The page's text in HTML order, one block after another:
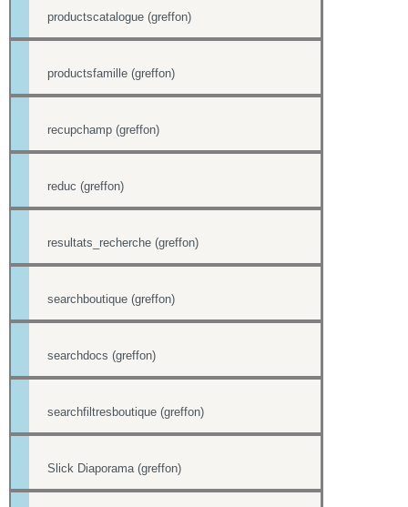
productscatalogue (greffon)
productsfamille (greffon)
recupchamp (greffon)
reduc (greffon)
resultats_recherche (greffon)
searchboutique (greffon)
searchdocs (greffon)
searchfiltresboutique (greffon)
Slick Diaporama (greffon)